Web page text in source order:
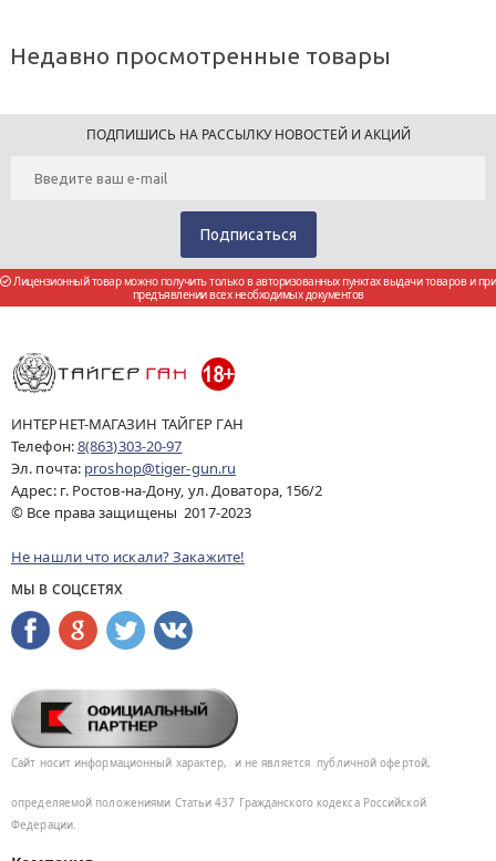
Недавно просмотренные товары
ПОДПИШИСЬ НА РАССЫЛКУ НОВОСТЕЙ И АКЦИЙ
Лицензионный товар можно получить только в авторизованных пунктах выдачи товаров и при
предъявлении всех необходимых документов
ИНТЕРНЕТ-МАГАЗИН ТАЙГЕР ГАН
Телефон:8(863)303-20-97
Эл. почта: proshop@tiger-gun.ru
Адрес: г. Ростов-на-Дону, ул. Доватора, 156/2
© Все права защищены 2017-2023
Не нашли что искали? Закажите!
МЫ В СОЦСЕТЯХ
Сайт носит информационный характер, и не является публичной офертой,
определяемой положениями Статьи 437 Гражданского кодекса Российской
Федерации.